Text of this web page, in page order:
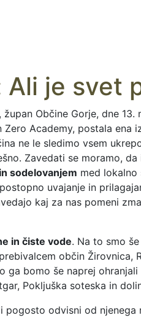
Ali je svet
župan Občine Gorje, dne 13.
Academy, postala ena
ne le sledimo vsem
Zavedati se moramo,
sodelovanjem med
uvajanje in
kaj za nas pomeni
in čiste vode. Na to smo
občin
ga bomo še naprej
Pokljuška soteska in
pogosto odvisni od